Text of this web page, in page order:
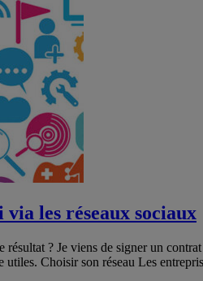
les réseaux sociaux
? Je viens de signer un
utiles. Choisir son réseau Les